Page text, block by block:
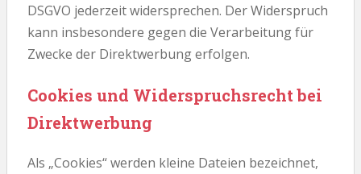
DSGVO jederzeit widersprechen. Der Widerspruch
kann insbesondere gegen die Verarbeitung für
Zwecke der Direktwerbung erfolgen.
Cookies und Widerspruchsrecht bei
Direktwerbung
Als „Cookies“ werden kleine Dateien bezeichnet,